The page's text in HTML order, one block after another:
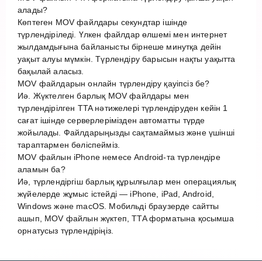
алады?
Көптеген MOV файлдары секундтар ішінде
түрлендіріледі. Үлкен файлдар өлшемі мен интернет
жылдамдығына байланысты бірнеше минутқа дейін
уақыт алуы мүмкін. Түрлендіру барысын нақты уақытта
бақылай аласыз.
MOV файлдарын онлайн түрлендіру қауіпсіз бе?
Иә. Жүктелген барлық MOV файлдары мен
түрлендірілген TTA нәтижелері түрлендіруден кейін 1
сағат ішінде серверлерімізден автоматты түрде
жойылады. Файлдарыңызды сақтамаймыз және үшінші
тараптармен бөліспейміз.
MOV файлын iPhone немесе Android-та түрлендіре
аламын ба?
Иә, түрлендіргіш барлық құрылғылар мен операциялық
жүйелерде жұмыс істейді — iPhone, iPad, Android,
Windows және macOS. Мобильді браузерде сайтты
ашып, MOV файлын жүктеп, TTA форматына қосымша
орнатусыз түрлендіріңіз.